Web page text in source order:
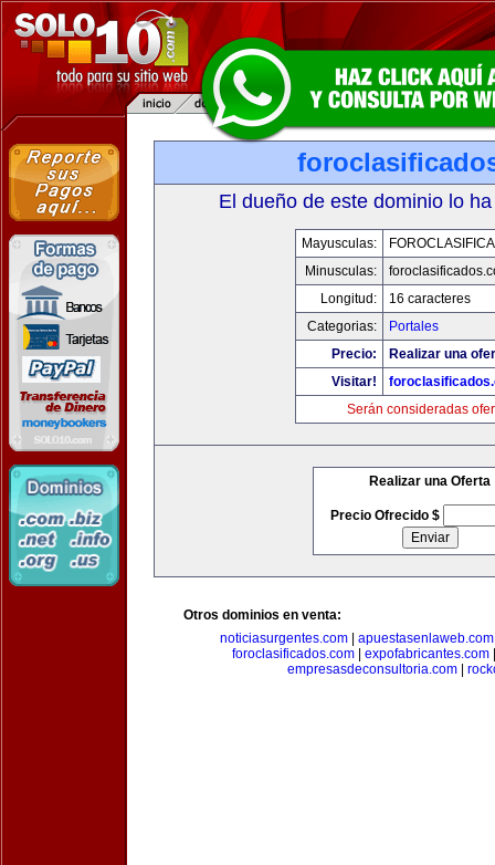
El dueño de este dominio lo
Mayusculas:
Minusculas:
Longitud:
16 caracteres
Categorias:
Portales
Precio:
Realizar una
Visitar!
Serán consideradas
Realizar una Oferta
Precio Ofrecido $
Otros dominios en venta:
noticiasurgentes.com| apuestasenlaweb.com
foroclasificados.com
expofabricantes.com
empresasdeconsultoria.com